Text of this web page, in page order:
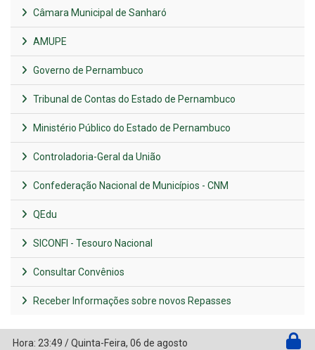
Câmara Municipal de Sanharó
AMUPE
Governo de Pernambuco
Tribunal de Contas do Estado de Pernambuco
Ministério Público do Estado de Pernambuco
Controladoria-Geral da União
Confederação Nacional de Municípios - CNM
QEdu
SICONFI - Tesouro Nacional
Consultar Convênios
Receber Informações sobre novos Repasses
Hora: 23:49 /Quinta-Feira, 06 de agosto